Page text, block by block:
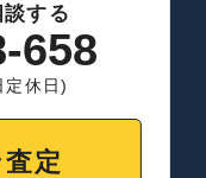
する
658
休日)
定